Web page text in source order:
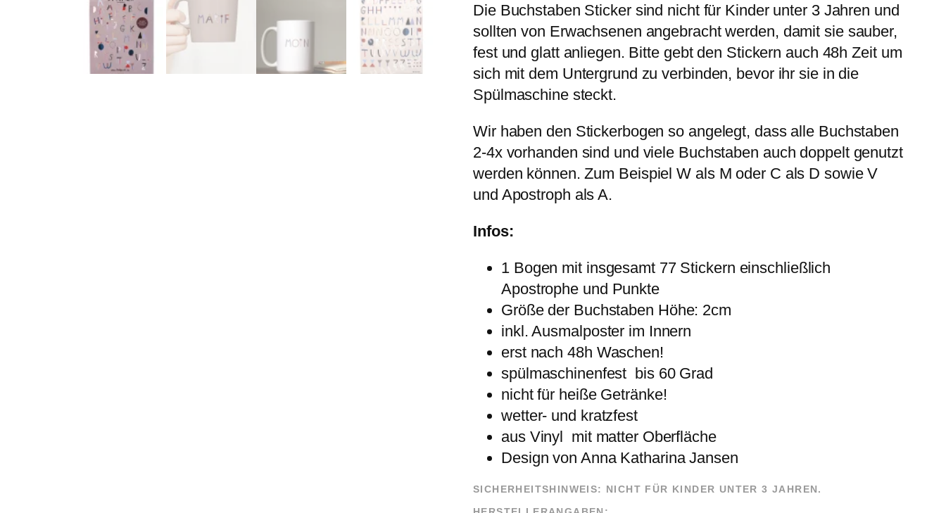
c
k
e
r
B
u
s
t
a
b
n
M
e
Die Buchstaben Sticker sind nicht für Kinder unter 3 Jahren und
sollten von Erwachsenen angebracht werden, damit sie sauber,
fest und glatt anliegen. Bitte gebt den Stickern auch 48h Zeit um
sich mit dem Untergrund zu verbinden, bevor ihr sie in die
Spülmaschine steckt.
Wir haben den Stickerbogen so angelegt, dass alle Buchstaben
2-4x vorhanden sind und viele Buchstaben auch doppelt genutzt
werden können. Zum Beispiel W als M oder C als D sowie V
und Apostroph als A.
Infos:
1 Bogen mit insgesamt 77 Stickern einschließlich
Apostrophe und Punkte
Größe der Buchstaben Höhe: 2cm
inkl. Ausmalposter im Innern
erst nach 48h Waschen!
spülmaschinenfest bis 60 Grad
nicht für heiße Getränke!
wetter- und kratzfest
aus Vinyl mit matter Oberfläche
Design von Anna Katharina Jansen
SICHERHEITSHINWEIS: NICHT FÜR KINDER UNTER 3 JAHREN.